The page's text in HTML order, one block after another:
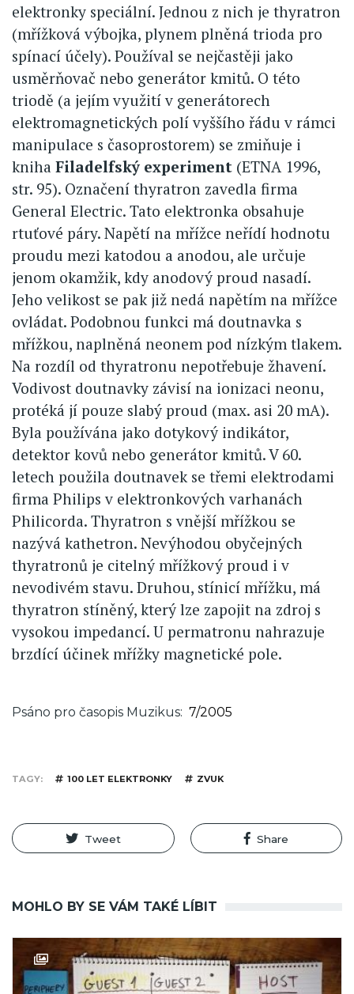
elektronky speciální. Jednou z nich je thyratron
(mřížková výbojka, plynem plněná trioda pro
spínací účely). Používal se nejčastěji jako
usměrňovač nebo generátor kmitů. O této
triodě (a jejím využití v generátorech
elektromagnetických polí vyššího řádu v rámci
manipulace s časoprostorem) se zmiňuje i
kniha Filadelfský experiment (ETNA 1996,
str. 95). Označení thyratron zavedla firma
General Electric. Tato elektronka obsahuje
rtuťové páry. Napětí na mřížce neřídí hodnotu
proudu mezi katodou a anodou, ale určuje
jenom okamžik, kdy anodový proud nasadí.
Jeho velikost se pak již nedá napětím na mřížce
ovládat. Podobnou funkci má doutnavka s
mřížkou, naplněná neonem pod nízkým tlakem.
Na rozdíl od thyratronu nepotřebuje žhavení.
Vodivost doutnavky závisí na ionizaci neonu,
protéká jí pouze slabý proud (max. asi 20 mA).
Byla používána jako dotykový indikátor,
detektor kovů nebo generátor kmitů. V 60.
letech použila doutnavek se třemi elektrodami
firma Philips v elektronkových varhanách
Philicorda. Thyratron s vnější mřížkou se
nazývá kathetron. Nevýhodou obyčejných
thyratronů je citelný mřížkový proud i v
nevodivém stavu. Druhou, stínicí mřížku, má
thyratron stíněný, který lze zapojit na zdroj s
vysokou impedancí. U permatronu nahrazuje
brzdící účinek mřížky magnetické pole.
Psáno pro časopis Muzikus 7/2005
TAGY 100 LET ELEKTRONKY ZVUK
Tweet Share
MOHLO BY SE VÁM TAKÉ LÍBIT